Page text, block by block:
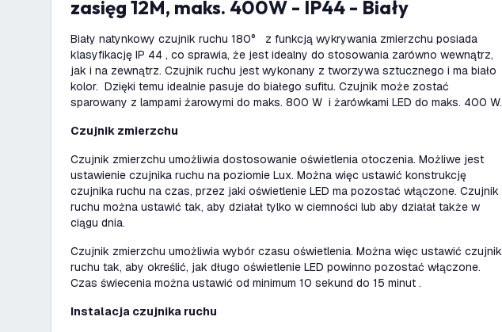
zasięg 12M, maks. 400W - IP44 - Biały
Biały natynkowy czujnik ruchu 180° z funkcją wykrywania zmierzchu posiada
klasyfikację IP 44 , co sprawia, że jest idealny do stosowania zarówno wewnątrz,
jak i na zewnątrz. Czujnik ruchu jest wykonany z tworzywa sztucznego i ma biało
kolor. Dzięki temu idealnie pasuje do białego sufitu. Czujnik może zostać
sparowany z lampami żarowymi do maks. 800 W i żarówkami LED do maks. 400 W.
Czujnik zmierzchu
Czujnik zmierzchu umożliwia dostosowanie oświetlenia otoczenia. Możliwe jest
ustawienie czujnika ruchu na poziomie Lux. Można więc ustawić konstrukcję
czujnika ruchu na czas, przez jaki oświetlenie LED ma pozostać włączone. Czujnik
ruchu można ustawić tak, aby działał tylko w ciemności lub aby działał także w
ciągu dnia.
Czujnik zmierzchu umożliwia wybór czasu oświetlenia. Można więc ustawić czujnik
ruchu tak, aby określić, jak długo oświetlenie LED powinno pozostać włączone.
Czas świecenia można ustawić od minimum 10 sekund do 15 minut .
Instalacja czujnika ruchu